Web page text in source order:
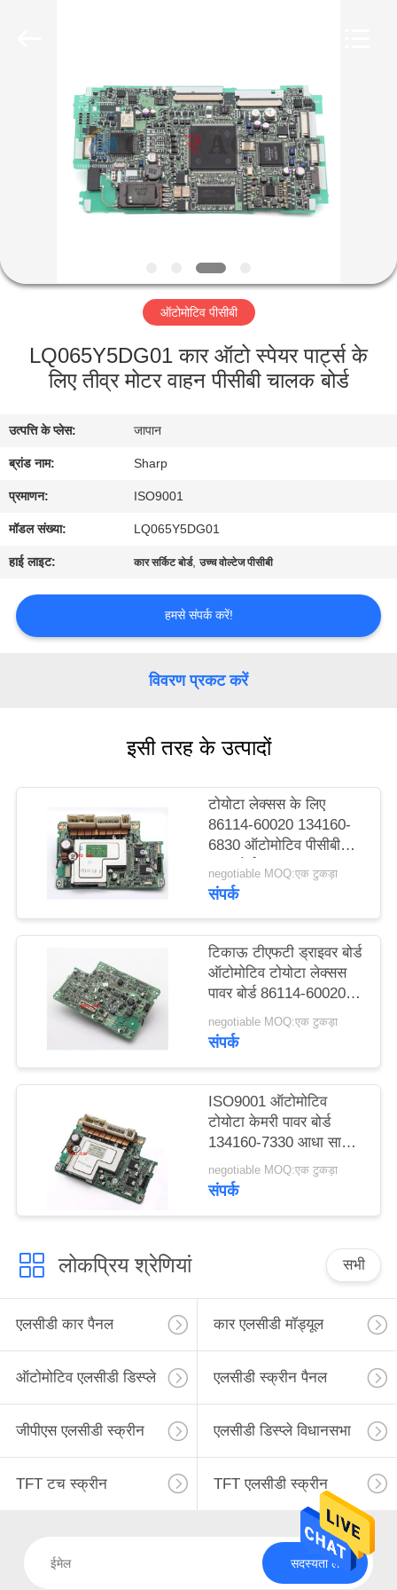
हमारे
भ्रमण
गुणवत्ता
नियंत्रण
करें
की
PRIVACY
POLICY
ऑटोमोटिव पीसीबी
LQ065Y5DG01 कार ऑटो स्पेयर पार्ट्स के
लिए तीव्र मोटर वाहन पीसीबी चालक बोर्ड
उत्पत्ति के प्लेस: जापान
ब्रांड नाम: Sharp
प्रमाणन: ISO9001
मॉडल संख्या: LQ065Y5DG01
हाई लाइट: कार सर्किट बोर्ड,उच्च वोल्टेज पीसीबी
हमसे संपर्क करें!
विवरण प्रकट करें
इसी तरह के उत्पादों
टोयोटा लेक्सस के लिए
86114-60020 134160-
6830 ऑटोमोटिव पीसीबी
पावर बोर्ड ड्राइव मॉड्यूल
negotiable MOQ:एक टुकड़ा
संपर्क
टिकाऊ टीएफटी ड्राइवर बोर्ड
ऑटोमोटिव टोयोटा लेक्सस
पावर बोर्ड 86114-60020
134160-7540
negotiable MOQ:एक टुकड़ा
संपर्क
ISO9001 ऑटोमोटिव
टोयोटा केमरी पावर बोर्ड
134160-7330 आधा साल
की वारंटी
negotiable MOQ:एक टुकड़ा
संपर्क
लोकप्रिय श्रेणियां सभी
एलसीडी कार पैनल कार एलसीडी मॉड्यूल
ऑटोमोटिव एलसीडी डिस्प्ले एलसीडी स्क्रीन पैनल
जीपीएस एलसीडी स्क्रीन एलसीडी डिस्प्ले विधानसभा
TFT टच स्क्रीन TFT एलसीडी स्क्रीन
सदस्यता लें